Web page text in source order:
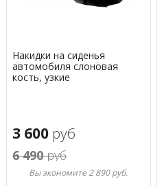
Накидки на сиденья
автомобиля слоновая
кость, узкие
3 600 руб
6 490руб
Вы экономите 2 890 руб.